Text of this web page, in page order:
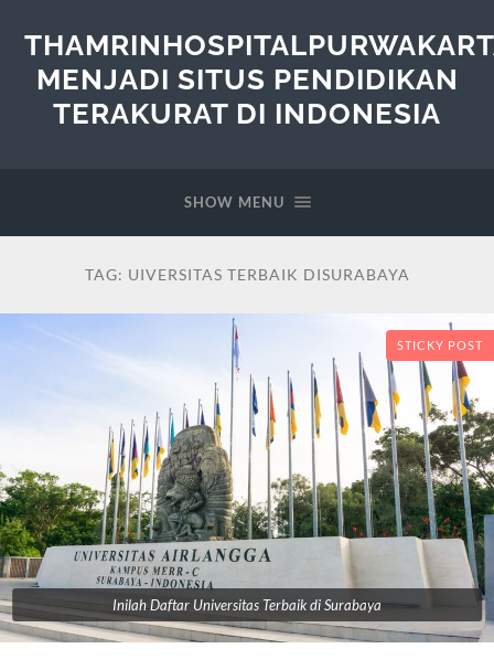
MENJADI SITUS PENDIDIKAN
TERAKURAT DI INDONESIA
SHOW MENU
TAG: UIVERSITAS TERBAIK DISURABAYA
STICKY POST
Inilah Daftar Universitas Terbaik di Surabaya